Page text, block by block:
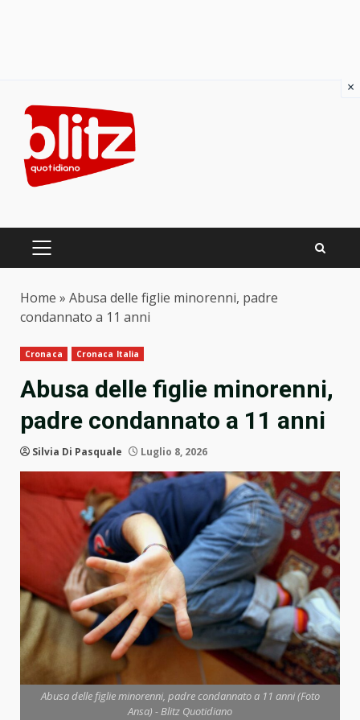
content
PRIMARY
Home » Abusa delle figlie minorenni, padre
condannato a 11 anni
Cronaca Cronaca Italia
Abusa delle figlie minorenni,
padre condannato a 11 anni
Silvia Di Pasquale Luglio 8, 2026
Abusa delle figlie minorenni, padre condannato a 11 anni (Foto
Ansa) - Blitz Quotidiano
×